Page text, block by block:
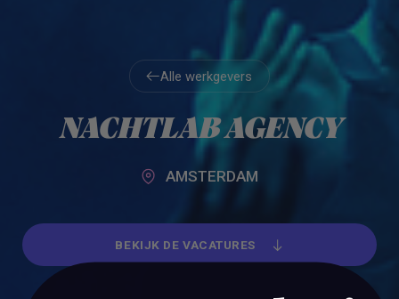
Alle werkgevers
NACHTLAB AGENCY
AMSTERDAM
BEKIJK DE VACATURES